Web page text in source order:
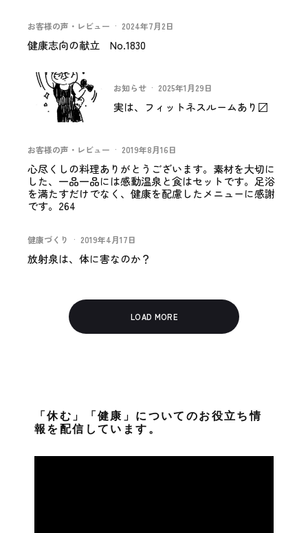
お客様の声・レビュー · 2024年7月2日
健康志向の献立 No.1830
お知らせ · 2025年1月29日
実は、フィットネスルームあり〼
お客様の声・レビュー · 2019年8月16日
心尽くしの料理ありがとうございます。素材を大切に
した、一品一品には感動温泉と食はセットです。足浴
を満たすだけでなく、健康を配慮したメニューに感謝
です。264
健康づくり · 2019年4月17日
放射泉は、体に害なのか？
LOAD MORE
「休む」「健康」についてのお役立ち情
報を配信しています。